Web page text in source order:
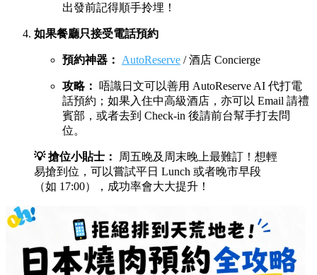
出發前記得順手拎埋！
如果餐廳只接受電話預約
預約神器： AutoReserve / 酒店 Concierge
攻略：
唔識日文可以善用 AutoReserve AI 代打電
話預約；如果入住中高級酒店，亦可以 Email 請禮
賓部，或者去到 Check-in 後請前台幫手打去問
位。
💡 搶位小貼士：
周五晚及周末晚上最難訂！想輕
易搶到位，可以嘗試平日 Lunch 或者晚市早段
（如 17:00），成功率會大大提升！